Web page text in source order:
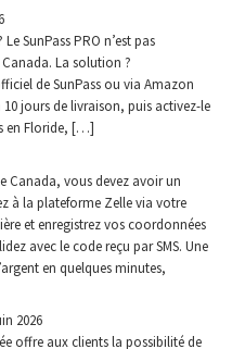
SunPass PRO n’est pas
La solution ?
de SunPass ou via Amazon
jours de livraison, puis activez-le
en Floride, […]
Canada, vous devez avoir un
à la plateforme Zelle via votre
et enregistrez vos coordonnées
avec le code reçu par SMS. Une
en quelques minutes,
2026
offre aux clients la possibilité de